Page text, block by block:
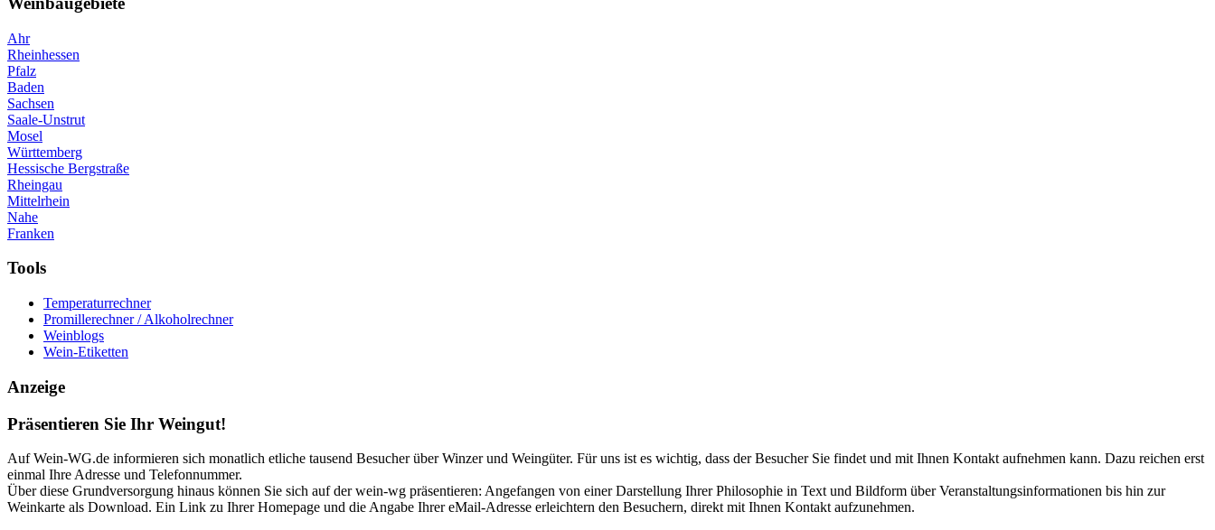
Ahr
Rheinhessen
Pfalz
Baden
Sachsen
Saale-Unstrut
Mosel
Württemberg
Hessische Bergstraße
Rheingau
Mittelrhein
Nahe
Franken
Tools
Temperaturrechner
Promillerechner / Alkoholrechner
Weinblogs
Wein-Etiketten
Anzeige
Präsentieren Sie Ihr Weingut!
Auf Wein-WG.de informieren sich monatlich etliche tausend Besucher über Winzer und Weingüter. Für uns ist es wichtig, dass der Besucher Sie findet und mit Ihnen Kontakt aufnehmen kann. Dazu reichen erst
einmal Ihre Adresse und Telefonnummer.
Über diese Grundversorgung hinaus können Sie sich auf der wein-wg präsentieren: Angefangen von einer Darstellung Ihrer Philosophie in Text und Bildform über Veranstaltungsinformationen bis hin zur
Weinkarte als Download. Ein Link zu Ihrer Homepage und die Angabe Ihrer eMail-Adresse erleichtern den Besuchern, direkt mit Ihnen Kontakt aufzunehmen.